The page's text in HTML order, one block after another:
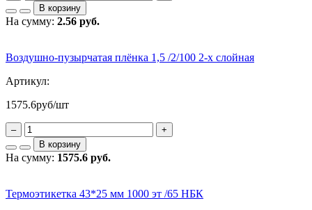
В корзину
На сумму: 2.56 руб.
Воздушно-пузырчатая плёнка 1,5 /2/100 2-х слойная
Артикул:
1575.6руб/шт
–
+
В корзину
На сумму: 1575.6 руб.
Термоэтикетка 43*25 мм 1000 эт /65 НБК